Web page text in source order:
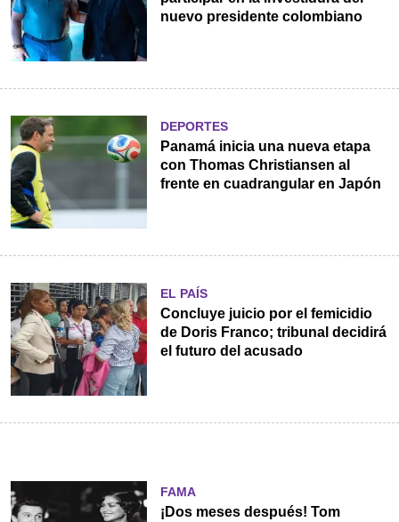
nuevo presidente colombiano
DEPORTES
Panamá inicia una nueva etapa
con Thomas Christiansen al
frente en cuadrangular en Japón
EL PAÍS
Concluye juicio por el femicidio
de Doris Franco; tribunal decidirá
el futuro del acusado
FAMA
¡Dos meses después! Tom